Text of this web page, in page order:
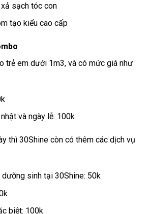
sạch tóc con
tạo kiểu cao cấp
trẻ em dưới 1m3, và có mức giá như
và ngày lễ: 100k
thì 30Shine còn có thêm các dịch vụ
sinh tại 30Shine: 50k
biệt: 100k